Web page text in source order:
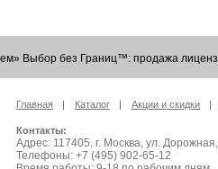
Выбор без Границ™: продажа
Главная Каталог Акции и скидки
Контакты:
Адрес: 117405, г. Москва, ул.
Телефоны: +7 (495) 902-65-12